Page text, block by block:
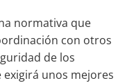
normativa que
con otros
de los
unos mejores